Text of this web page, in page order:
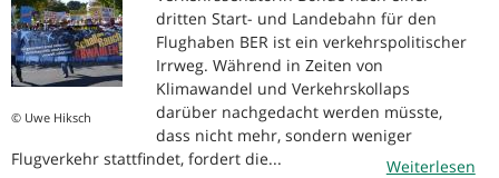
© Uwe Hiksch
dritten Start- und Landebahn für den
Flughaben BER ist ein verkehrspolitischer
Irrweg. Während in Zeiten von
Klimawandel und Verkehrskollaps
darüber nachgedacht werden müsste,
dass nicht mehr, sondern weniger
Flugverkehr stattfindet, fordert die...
Weiterlesen